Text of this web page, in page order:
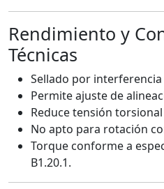
Rendimiento y
Técnicas
Sellado por interferencia
Permite ajuste de
Reduce tensión
No apto para rotación
Torque conforme a
B1.20.1.